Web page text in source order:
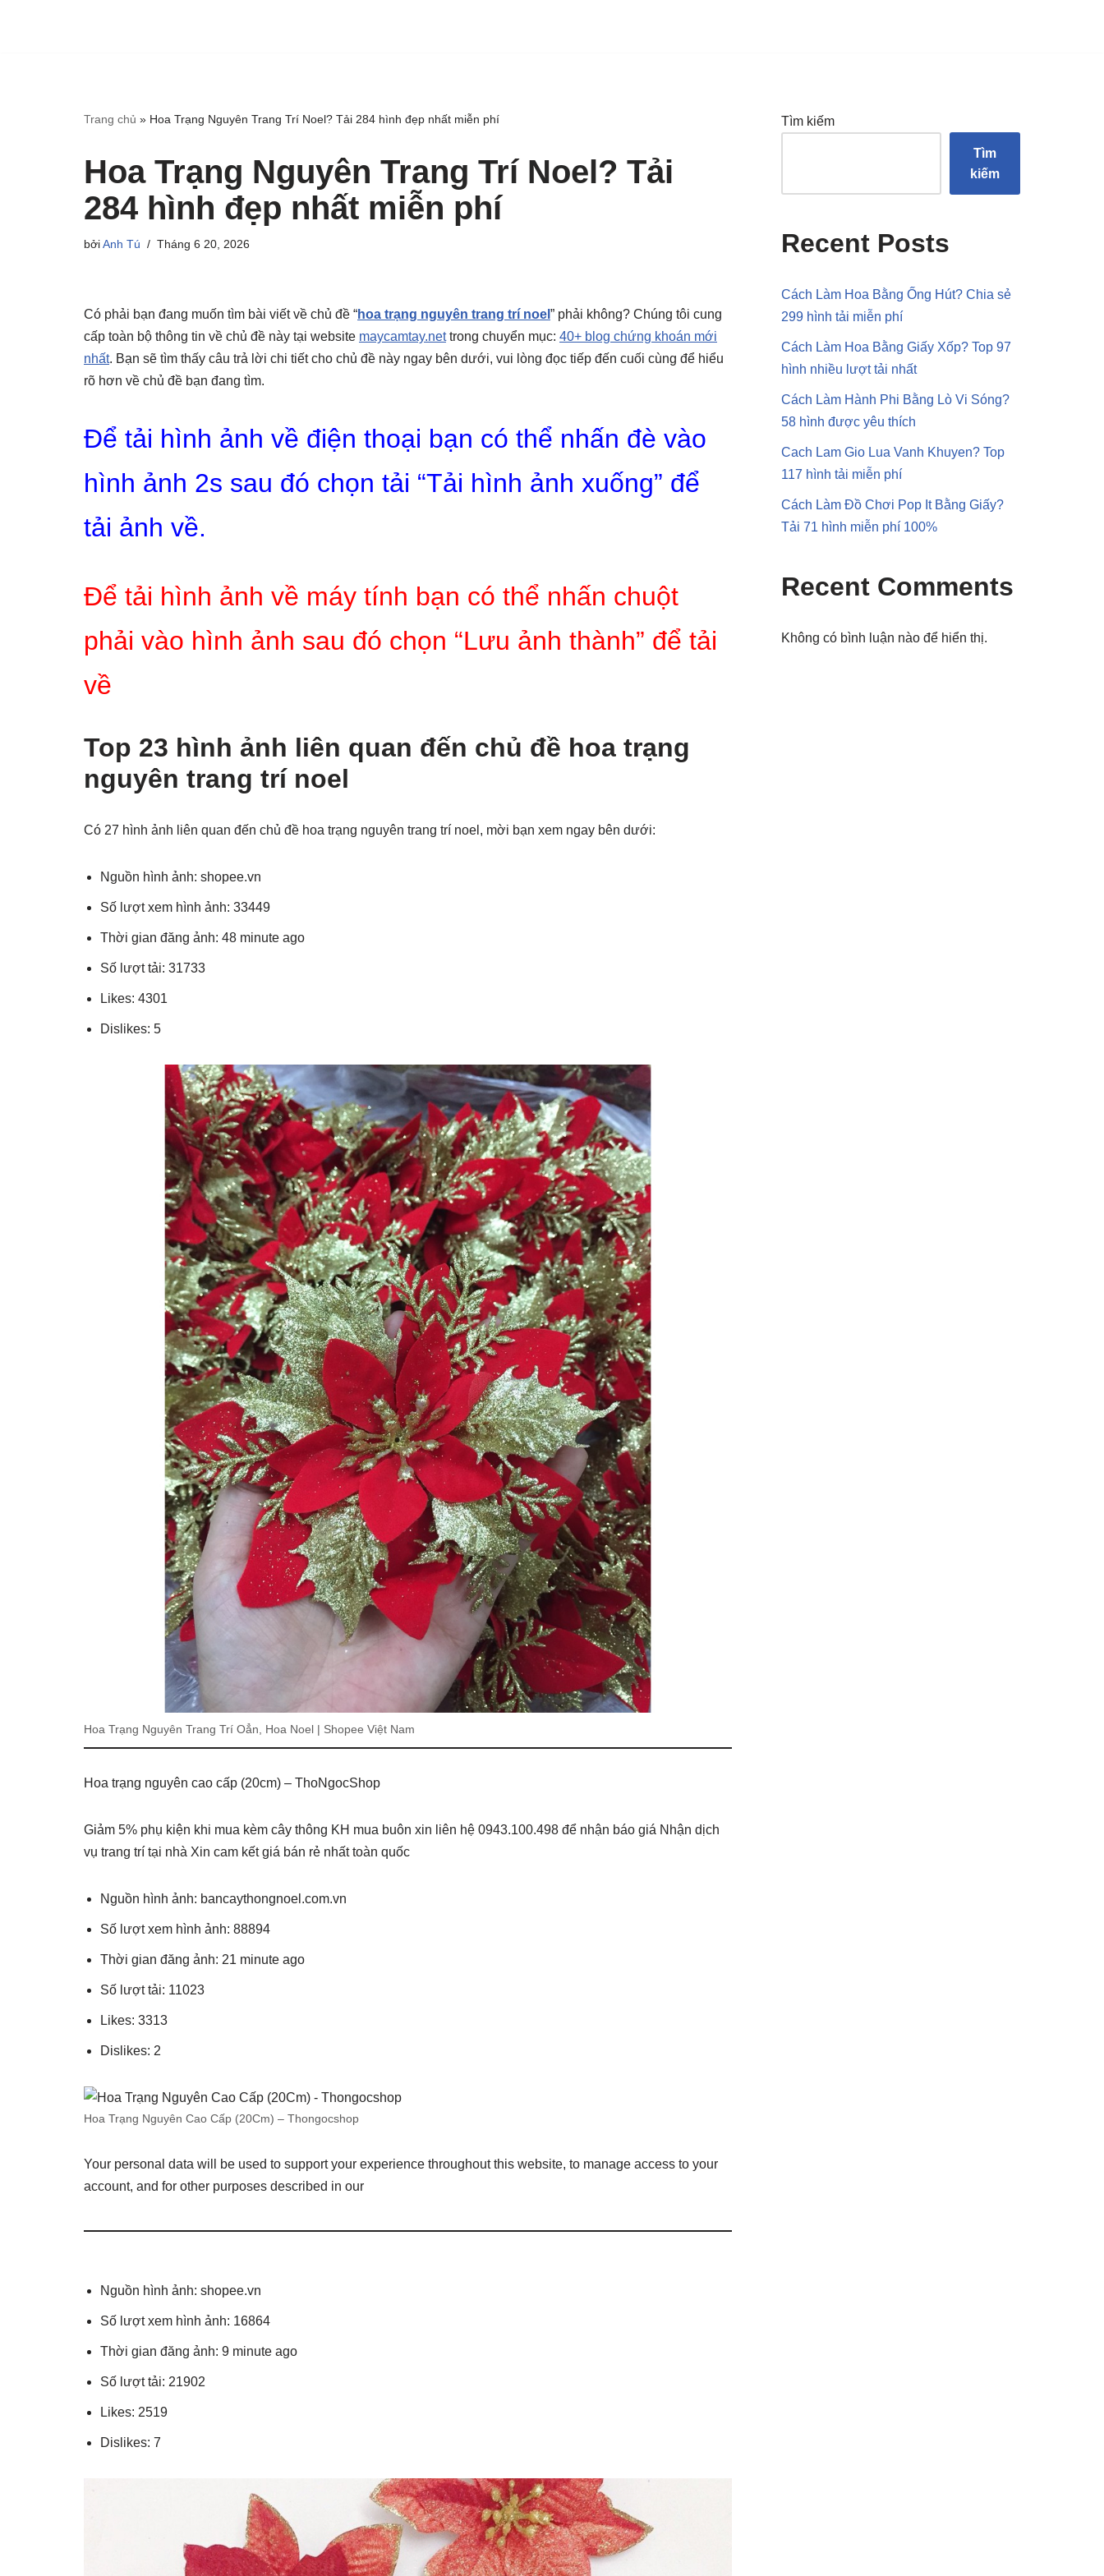
Trang chủ » Hoa Trạng Nguyên Trang Trí Noel? Tải 284 hình đẹp nhất miễn phí
Hoa Trạng Nguyên Trang Trí Noel? Tải
284 hình đẹp nhất miễn phí
bởiAnh Tú Tháng 6 20, 2026
Có phải bạn đang muốn tìm bài viết về chủ đề “hoa trạng nguyên trang trí noel ” phải không? Chúng tôi cung
cấp toàn bộ thông tin về chủ đề này tại website maycamtay.nettrong chuyển mục: 40+ blog chứng khoán mới
nhất. Bạn sẽ tìm thấy câu trả lời chi tiết cho chủ đề này ngay bên dưới, vui lòng đọc tiếp đến cuối cùng để hiểu
rõ hơn về chủ đề bạn đang tìm.
Để tải hình ảnh về điện thoại bạn có thể nhấn đè vào
hình ảnh 2s sau đó chọn tải “Tải hình ảnh xuống” để
tải ảnh về.
Để tải hình ảnh về máy tính bạn có thể nhấn chuột
phải vào hình ảnh sau đó chọn “Lưu ảnh thành” để tải
về
Top 23 hình ảnh liên quan đến chủ đề hoa trạng
nguyên trang trí noel
Có 27 hình ảnh liên quan đến chủ đề hoa trạng nguyên trang trí noel, mời bạn xem ngay bên dưới:
Nguồn hình ảnh: shopee.vn
Số lượt xem hình ảnh: 33449
Thời gian đăng ảnh: 48 minute ago
Số lượt tải: 31733
Likes: 4301
Dislikes: 5
Hoa Trạng Nguyên Trang Trí Oẳn, Hoa Noel | Shopee Việt Nam
Hoa trạng nguyên cao cấp (20cm) – ThoNgocShop
Giảm 5% phụ kiện khi mua kèm cây thông KH mua buôn xin liên hệ 0943.100.498 để nhận báo giá Nhận dịch
vụ trang trí tại nhà Xin cam kết giá bán rẻ nhất toàn quốc
Nguồn hình ảnh: bancaythongnoel.com.vn
Số lượt xem hình ảnh: 88894
Thời gian đăng ảnh: 21 minute ago
Số lượt tải: 11023
Likes: 3313
Dislikes: 2
Hoa Trạng Nguyên Cao Cấp (20Cm) – Thongocshop
Your personal data will be used to support your experience throughout this website, to manage access to your
account, and for other purposes described in our
Nguồn hình ảnh: shopee.vn
Số lượt xem hình ảnh: 16864
Thời gian đăng ảnh: 9 minute ago
Số lượt tải: 21902
Likes: 2519
Dislikes: 7
Tìm kiếm
Tìm
kiếm
Recent Posts
Cách Làm Hoa Bằng Ống Hút? Chia sẻ
299 hình tải miễn phí
Cách Làm Hoa Bằng Giấy Xốp? Top 97
hình nhiều lượt tải nhất
Cách Làm Hành Phi Bằng Lò Vi Sóng?
58 hình được yêu thích
Cach Lam Gio Lua Vanh Khuyen? Top
117 hình tải miễn phí
Cách Làm Đồ Chơi Pop It Bằng Giấy?
Tải 71 hình miễn phí 100%
Recent Comments
Không có bình luận nào để hiển thị.